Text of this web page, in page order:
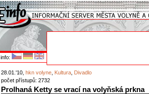
info:
28.01.'10, hkn volyne Kultura Divadlo
počet přístupů: 2732
Prolhaná Ketty se vrací na volyňská prkna